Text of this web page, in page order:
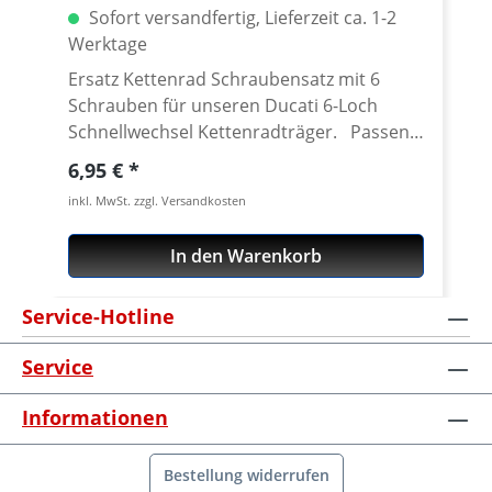
Sofort versandfertig, Lieferzeit ca. 1-2
Werktage
Ersatz Kettenrad Schraubensatz mit 6
Schrauben für unseren Ducati 6-Loch
Schnellwechsel Kettenradträger. Passend
für alle Kettenräder mit 6 Löchern (große
Achse) und Senkung in der Bohrung des
Schraubenlöcher. Material: Stahl, verzinkt
Inhalt: 6 Schrauben
Regulärer Preis:
6,95 €
inkl. MwSt. zzgl. Versandkosten
In den Warenkorb
Service-Hotline
Service
Informationen
Bestellung widerrufen